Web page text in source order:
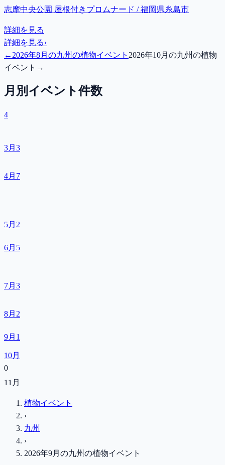
志摩中央公園 屋根付きプロムナード / 福岡県糸島市
詳細を見る
詳細を見る›
← 2026年8月の九州の植物イベント 2026年10月の九州の植物
イベント →
月別イベント件数
4
3月 3
4月 7
5月 2
6月 5
7月 3
8月 2
9月 1
10月
0
11月
植物イベント
›
九州
›
2026年9月 の九州の植物イベント